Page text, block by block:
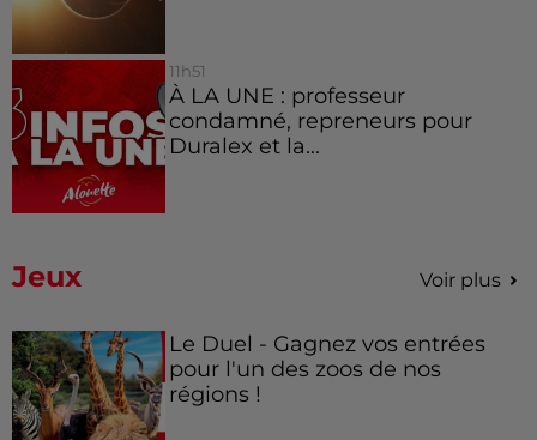
11h51
À LA UNE : professeur
condamné, repreneurs pour
Duralex et la...
Jeux Voir plus
Le Duel - Gagnez vos entrées
pour l'un des zoos de nos
régions !